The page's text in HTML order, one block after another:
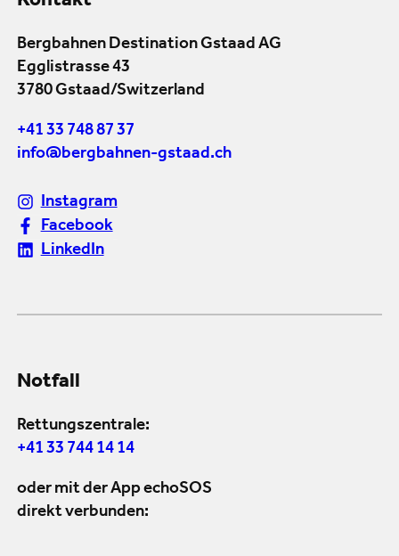
Bergbahnen Destination Gstaad AG
Egglistrasse 43
3780 Gstaad/Switzerland
+41 33 748 87 37
info@bergbahnen-gstaad.ch
Instagram
Facebook
LinkedIn
Notfall
Rettungszentrale:
+41 33 744 14 14
oder mit der App echoSOS
direkt verbunden: